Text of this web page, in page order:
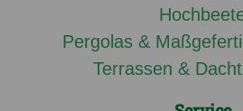
Pergolas &
Terrassen &